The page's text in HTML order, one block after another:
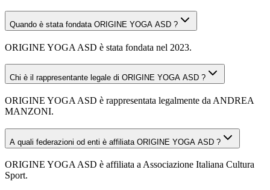
Quando è stata fondata ORIGINE YOGA ASD ?
ORIGINE YOGA ASD è stata fondata nel 2023.
Chi è il rappresentante legale di ORIGINE YOGA ASD ?
ORIGINE YOGA ASD è rappresentata legalmente da ANDREA
MANZONI.
A quali federazioni od enti è affiliata ORIGINE YOGA ASD ?
ORIGINE YOGA ASD è affiliata a Associazione Italiana Cultura
Sport.